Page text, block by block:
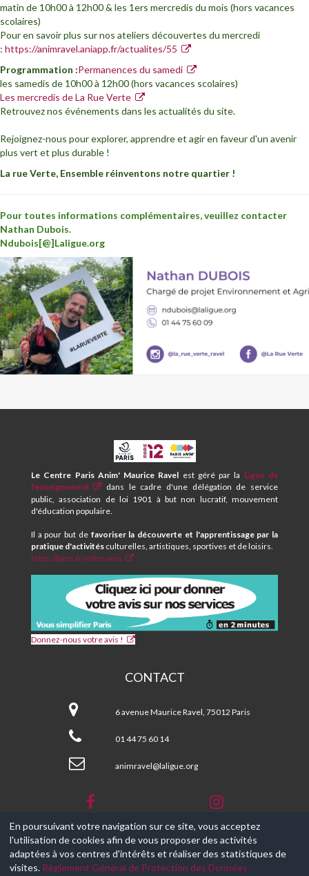
matin de 10h00 à 12h00 & les 1ers mercredis du mois (hors vacances
scolaires)
Pour en savoir plus sur nos ateliers découvertes du mercredi
: https://animravel.aniapp.fr/actualites/55
Programmation :Permanences du samedi
les samedis de 10h00 à 12h00 (hors vacances scolaires)
Les mercredis de La Rue Verte
Retrouvez nos événements dans les actualités du site.
Rejoignez-nous pour explorer, apprendre et agir en faveur d'un avenir
plus vert et plus durable !
La rue Verte, Ensemble réinventons notre quartier !
Pour toutes informations complémentaires, veuillez contacter
Nathan Dubois.
Ndubois[@]Laligue.org
CPA
ET
CENTRE
SOCIAL
MAURICE
Le Centre Paris Anim' Maurice Ravel est géré par la Ligue de
l'enseignement
dans le cadre d'une délégation de service
public, association de loi 1901 à but non lucratif, mouvement
d'éducation populaire.
Il a pour but de favoriser la découverte et l'apprentissage par la
pratique d'activités culturelles, artistiques, sportives et de loisirs.
https://paris.fr/votre-avis
Donnez-nous votre avis !
CONTACT
Centre
Social
MAURICE
6 avenue Maurice Ravel, 75012 Paris
01 44 75 60 14
animravel@laligue.org
© 2017-2026, Ce site est propulsé par Aniapps.fr
CGV
En poursuivant votre navigation sur ce site, vous acceptez
l'utilisation de cookies afin de vous proposer des activités
adaptées à vos centres d'intérêts et réaliser des statistiques de
visites. Règlement Général de Protection des Données